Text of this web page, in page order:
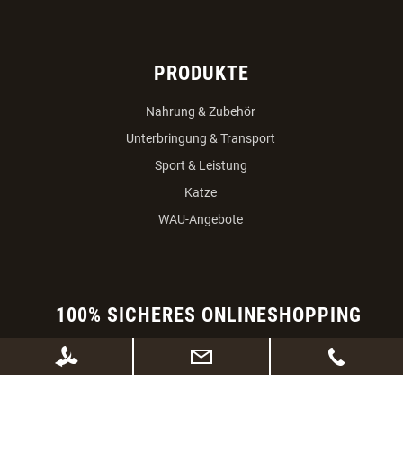
PRODUKTE
Nahrung & Zubehör
Unterbringung & Transport
Sport & Leistung
Katze
WAU-Angebote
100% SICHERES ONLINESHOPPING
SSL Verschlüsselung